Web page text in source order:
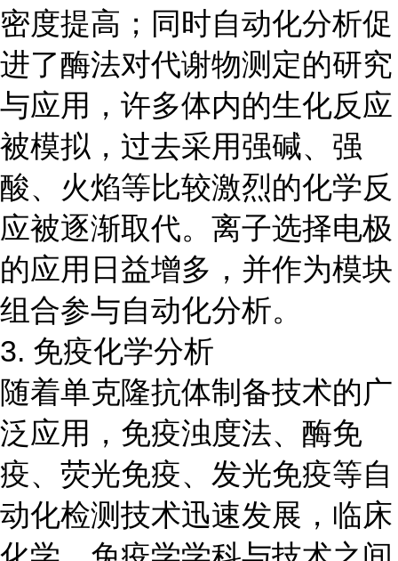
密度提高；同时自动化分析促
进了酶法对代谢物测定的研究
与应用，许多体内的生化反应
被模拟，过去采用强碱、强
酸、火焰等比较激烈的化学反
应被逐渐取代。离子选择电极
的应用日益增多，并作为模块
组合参与自动化分析。
3. 免疫化学分析
随着单克隆抗体制备技术的广
泛应用，免疫浊度法、酶免
疫、荧光免疫、发光免疫等自
动化检测技术迅速发展，临床